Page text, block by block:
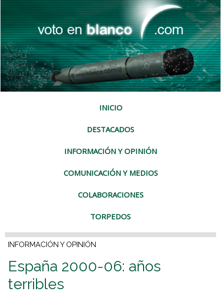
INICIO
DESTACADOS
INFORMACIÓN Y OPINIÓN
COMUNICACIÓN Y MEDIOS
COLABORACIONES
TORPEDOS
INFORMACIÓN Y OPINIÓN
España 2000-06: años
terribles